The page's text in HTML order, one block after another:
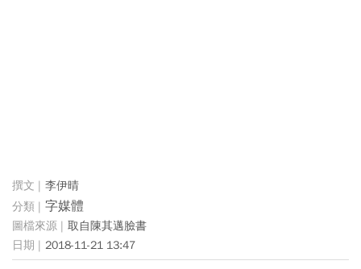
李伊晴
字媒體
取自陳其邁臉書
2018-11-21 13:47